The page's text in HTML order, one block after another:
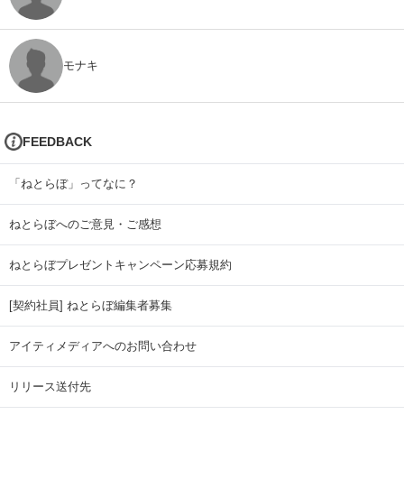
モナキ
FEEDBACK
「ねとらぼ」ってなに？
ねとらぼへのご意見・ご感想
ねとらぼプレゼントキャンペーン応募規約
[契約社員] ねとらぼ編集者募集
アイティメディアへのお問い合わせ
リリース送付先